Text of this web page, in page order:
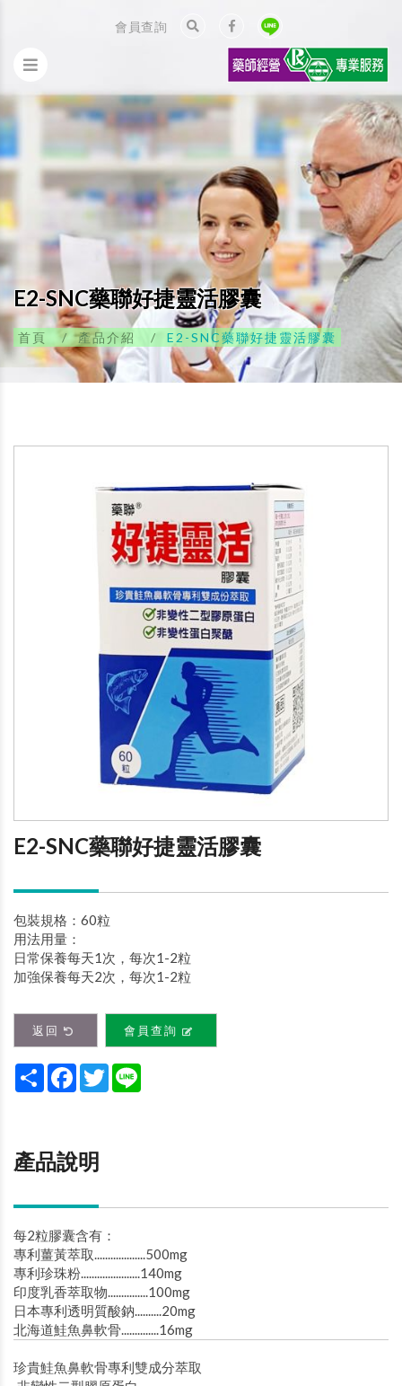
會員查詢
E2-SNC藥聯好捷靈活膠囊
首頁 產品介紹 E2-SNC藥聯好捷靈活膠囊
E2-SNC藥聯好捷靈活膠囊
包裝規格：60粒
用法用量：
日常保養每天1次，每次1-2粒
加強保養每天2次，每次1-2粒
返回 會員查詢
Share Facebook
Twitter
產品說明
每2粒膠囊含有：
專利薑黃萃取...................500mg
專利珍珠粉......................140mg
印度乳香萃取物...............100mg
日本專利透明質酸鈉..........20mg
北海道鮭魚鼻軟骨..............16mg
珍貴鮭魚鼻軟骨專利雙成分萃取